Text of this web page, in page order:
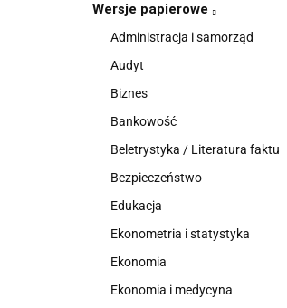
Wersje papierowe
Administracja i samorząd
Audyt
Biznes
Bankowość
Beletrystyka / Literatura faktu
Bezpieczeństwo
Edukacja
Ekonometria i statystyka
Ekonomia
Ekonomia i medycyna